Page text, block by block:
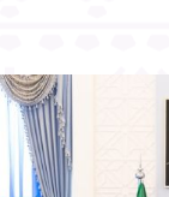
جودة مرافق وخدمات
توليه القيادة
مؤكدًا أن هذا
الخدمات ، بما